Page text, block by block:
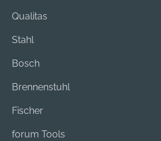
Qualitas
Stahl
Bosch
Brennenstuhl
Fischer
forum Tools